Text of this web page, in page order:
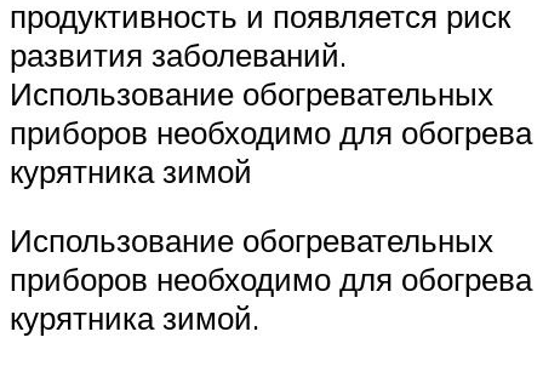
продуктивность и появляется риск
развития заболеваний.
Использование обогревательных
приборов необходимо для обогрева
курятника зимой
Использование обогревательных
приборов необходимо для обогрева
курятника зимой.